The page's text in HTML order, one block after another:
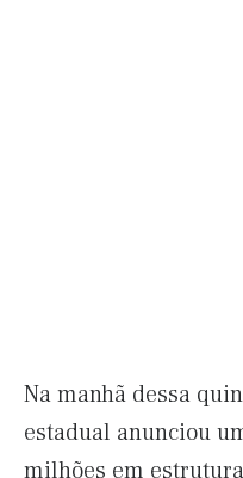
Na manhã dessa
estadual anunciou
milhões em